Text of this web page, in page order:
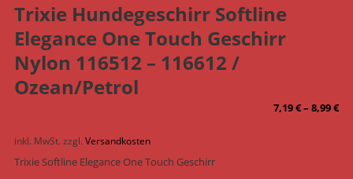
Trixie Hundegeschirr Softline
Elegance One Touch Geschirr
Nylon 116512 – 116612 /
Ozean/Petrol
7,19€–8,99€
inkl. MwSt. zzgl. Versandkosten
Trixie Softline Elegance One Touch Geschirr